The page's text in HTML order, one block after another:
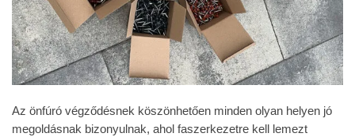
Az önfúró végződésnek köszönhetően minden olyan helyen jó
megoldásnak bizonyulnak, ahol faszerkezetre kell lemezt